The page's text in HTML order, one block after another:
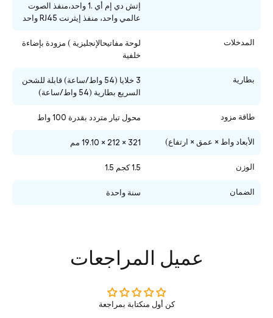
إتش دي إم أي .1 واحد،منفذ الصوت
عالمي واحد، منفذ إيثرنت RJ45 واحد
المدخلات
لوحة مفاتيحالإنجليزية ) مزودة بإضاءة
خلفية
بطارية
3 خلايا (54 واط/ساعة) قابلة للشحن
السريع بطارية (54 واط/ساعة)
طاقة مزود محول تيار متردد بقدرة 100 واط
الأبعاد واط × عمق × ارتفاع) 321 × 212 × 19.10 مم
الوزن 1.5 كجم 1.5
الضمان سنة واحدة
عميل المراجعات
كن أول منكتابة بمراجعة